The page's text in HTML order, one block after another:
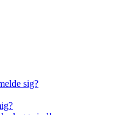
sig?